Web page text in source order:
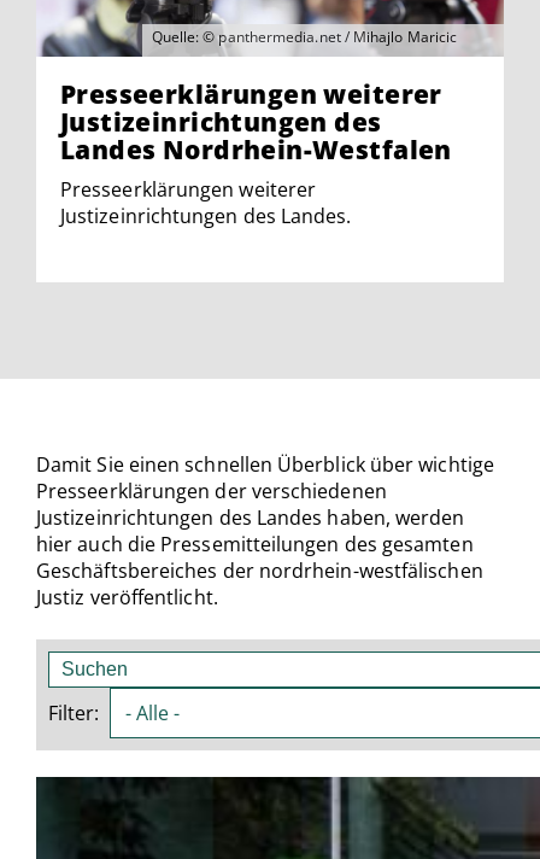
Quelle: © panthermedia.net / Mihajlo Maricic
Presseerklärungen weiterer
Justizeinrichtungen des
Landes Nordrhein-Westfalen
Presseerklärungen weiterer
Justizeinrichtungen des Landes.
Damit Sie einen schnellen Überblick über wichtige
Presseerklärungen der verschiedenen
Justizeinrichtungen des Landes haben, werden
hier auch die Pressemitteilungen des gesamten
Geschäftsbereiches der nordrhein-westfälischen
Justiz veröffentlicht.
Filter
Suche